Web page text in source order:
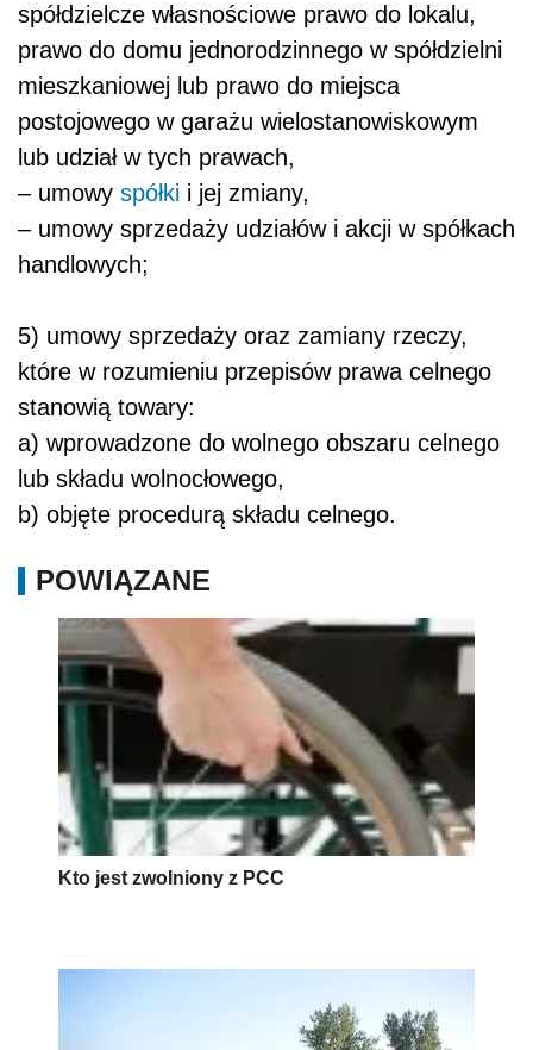
spółdzielcze własnościowe prawo do lokalu,
prawo do domu jednorodzinnego w spółdzielni
mieszkaniowej lub prawo do miejsca
postojowego w garażu wielostanowiskowym
lub udział w tych prawach,
– umowy spółki i jej zmiany,
– umowy sprzedaży udziałów i akcji w spółkach
handlowych;
5) umowy sprzedaży oraz zamiany rzeczy,
które w rozumieniu przepisów prawa celnego
stanowią towary:
a) wprowadzone do wolnego obszaru celnego
lub składu wolnocłowego,
b) objęte procedurą składu celnego.
POWIĄZANE
Kto jest zwolniony z PCC